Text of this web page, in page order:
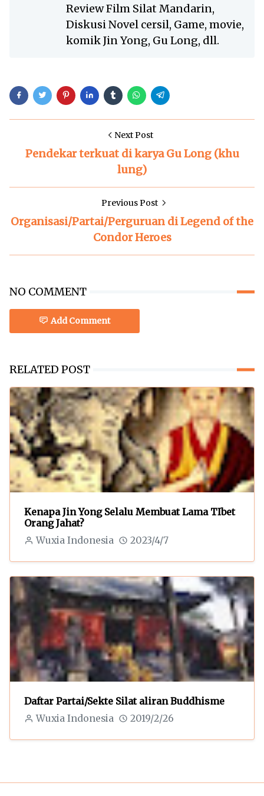
Review Film Silat Mandarin,
Diskusi Novel cersil, Game, movie,
komik Jin Yong, Gu Long, dll.
Next Post
Pendekar terkuat di karya Gu Long (khu
lung)
Previous Post
Organisasi/Partai/Perguruan di Legend of the
Condor Heroes
NO COMMENT
Add Comment
RELATED POST
Kenapa Jin Yong Selalu Membuat Lama TIbet
Orang Jahat?
Wuxia Indonesia 2023/4/7
Daftar Partai/Sekte Silat aliran Buddhisme
Wuxia Indonesia 2019/2/26